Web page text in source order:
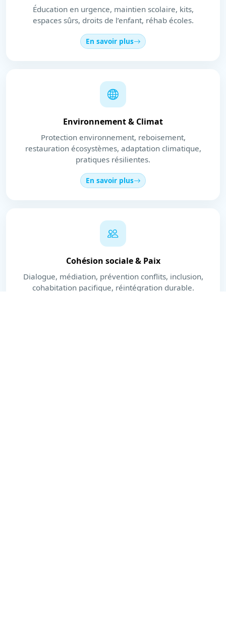
Éducation en urgence, maintien scolaire, kits,
espaces sûrs, droits de l’enfant, réhab écoles.
En savoir plus
Environnement & Climat
Protection environnement, reboisement,
restauration écosystèmes, adaptation climatique,
pratiques résilientes.
En savoir plus
Cohésion sociale & Paix
Dialogue, médiation, prévention conflits, inclusion,
cohabitation pacifique, réintégration durable.